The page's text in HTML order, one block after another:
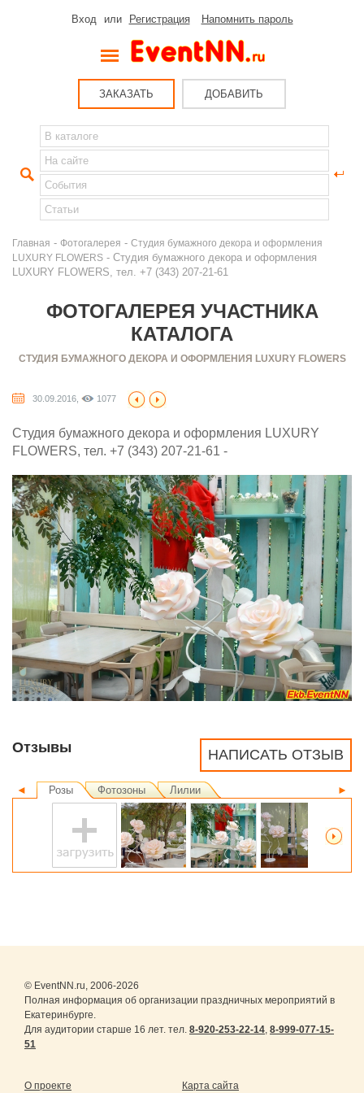
Вход или Регистрация Напомнить пароль
ЗАКАЗАТЬ ДОБАВИТЬ
Главная - Фотогалерея - Студия бумажного декора и оформления
LUXURY FLOWERS - Студия бумажного декора и оформления
LUXURY FLOWERS, тел. +7 (343) 207-21-61
ФОТОГАЛЕРЕЯ УЧАСТНИКА
КАТАЛОГА
СТУДИЯ БУМАЖНОГО ДЕКОРА И ОФОРМЛЕНИЯ LUXURY FLOWERS
30.09.2016, 1077
Студия бумажного декора и оформления LUXURY
FLOWERS, тел. +7 (343) 207-21-61 -
НАПИСАТЬ ОТЗЫВ
Отзывы
◄ ►
Розы Фотозоны Лилии
© EventNN.ru, 2006-2026
Полная информация об организации праздничных мероприятий в
Екатеринбурге.
Для аудитории старше 16 лет. тел. 8-920-253-22-14, 8-999-077-15-
51
О проекте Карта сайта